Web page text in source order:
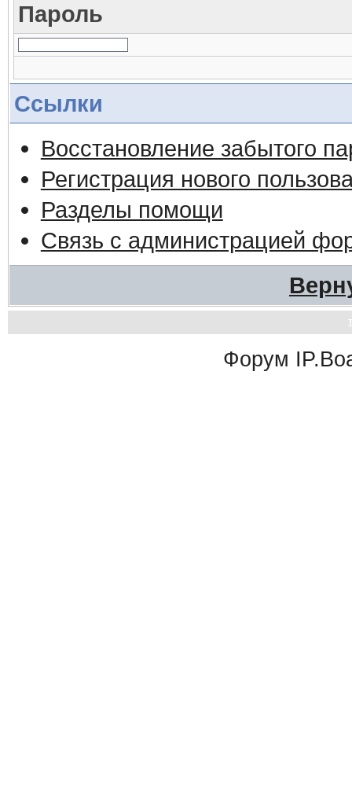
Пароль
Ссылки
Восстановление забытого
Регистрация нового
Разделы помощи
Связь с администрацией
Форум